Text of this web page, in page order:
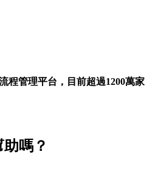
程管理平台，目前超過1200萬家
嗎？